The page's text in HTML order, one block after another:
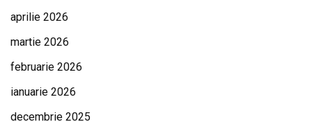
aprilie 2026
martie 2026
februarie 2026
ianuarie 2026
decembrie 2025